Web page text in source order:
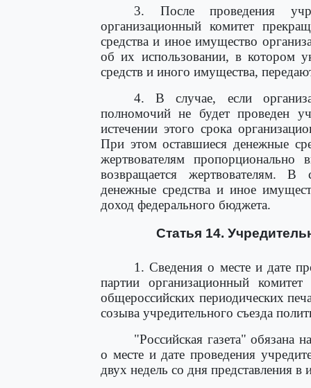
3. После проведения
организационный комитет
средства и иное имущество
об их использовании, в котором
средств и иного имущества,
4. В случае, если
полномочий не будет проведен
истечении этого срока
При этом оставшиеся денежные
жертвователям
возвращается жертвователям. В
денежные средства и иное
доход федерального бюджета.
Статья 14.
1. Сведения о месте и дате
партии организационный
общероссийских периодических
созыва учредительного съезда
"Российская газета" обязана
о месте и дате проведения
двух недель со дня представления в